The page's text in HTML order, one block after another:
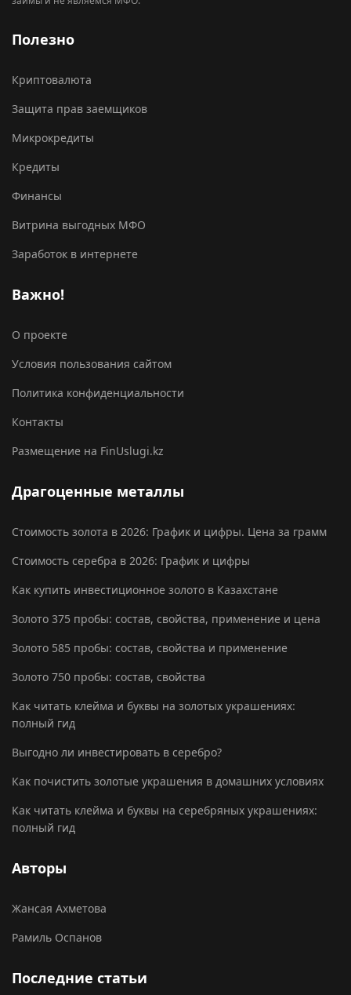
Полезно
Криптовалюта
Защита прав заемщиков
Микрокредиты
Кредиты
Финансы
Витрина выгодных МФО
Заработок в интернете
Важно!
О проекте
Условия пользования сайтом
Политика конфиденциальности
Контакты
Размещение на FinUslugi.kz
Драгоценные металлы
Стоимость золота в 2026: График и цифры. Цена за грамм
Стоимость серебра в 2026: График и цифры
Как купить инвестиционное золото в Казахстане
Золото 375 пробы: состав, свойства, применение и цена
Золото 585 пробы: состав, свойства и применение
Золото 750 пробы: состав, свойства
Как читать клейма и буквы на золотых украшениях:
полный гид
Выгодно ли инвестировать в серебро?
Как почистить золотые украшения в домашних условиях
Как читать клейма и буквы на серебряных украшениях:
полный гид
Авторы
Жансая Ахметова
Рамиль Оспанов
Последние статьи